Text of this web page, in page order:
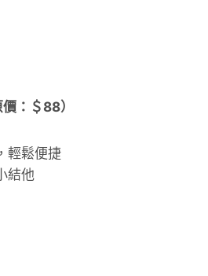
：＄88）
輕鬆便捷
結他